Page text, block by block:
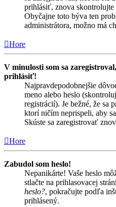
prihlásiť, znova skontrolujte
Obyčajne toto býva ten
administrátora, možno má
Hore
V minulosti som sa
prihlásiť!
Najpravdepodobnejšie
meno alebo heslo
registrácií). Je bežné, že sa
ktorí ničím neprispeli, aby
Skúste sa zaregistrovať
Hore
Zabudol som heslo!
Nepanikárte! Vaše heslo
stlačte na prihlasovacej
heslo?, pokračujte podľa
prihlásený.